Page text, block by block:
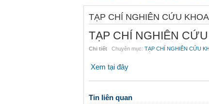
TẠP CHÍ NGHIÊN CỨU
TẠP CHÍ NGHIÊN
Chi tiết Chuyên mục: TẠP CHÍ NGHIÊN CỨU
Xem tại đây
Tin liên quan